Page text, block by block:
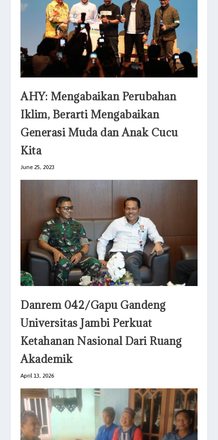
AHY: Mengabaikan Perubahan
Iklim, Berarti Mengabaikan
Generasi Muda dan Anak Cucu
Kita
June 25, 2023
Danrem 042/Gapu Gandeng
Universitas Jambi Perkuat
Ketahanan Nasional Dari Ruang
Akademik
April 13, 2026